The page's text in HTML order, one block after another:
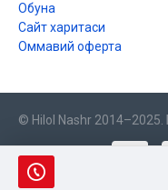
Обуна
Сайт харитаси
Оммавий оферта
© Hilol Nashr 2014–2025.